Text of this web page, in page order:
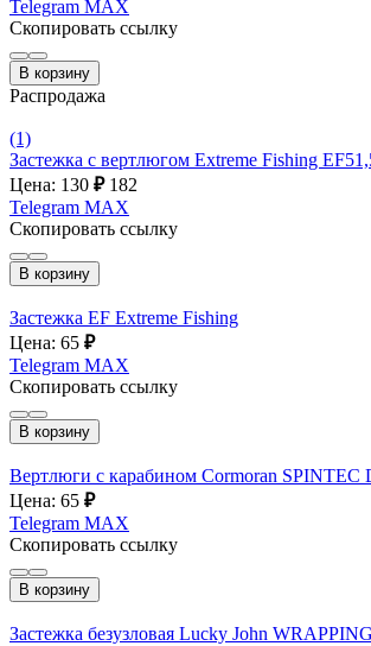
Telegram MAX
Скопировать ссылку
В корзину
Распродажа
(1)
Застежка с вертлюгом Extreme Fishing
Цена: 130 ₽ 182
Telegram MAX
Скопировать ссылку
В корзину
Застежка EF Extreme Fishing
Цена: 65 ₽
Telegram MAX
Скопировать ссылку
В корзину
Вертлюги с карабином Cormoran SPINTEC
Цена: 65 ₽
Telegram MAX
Скопировать ссылку
В корзину
Застежка безузловая Lucky John WRAPPING